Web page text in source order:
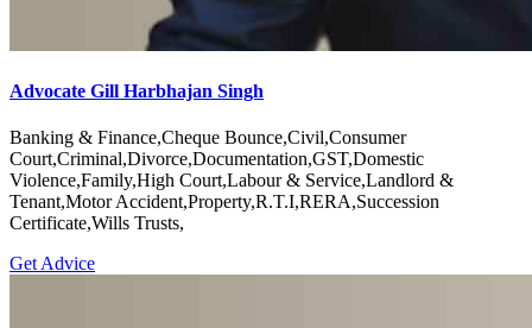
Advocate Gill Harbhajan Singh
Banking & Finance,Cheque Bounce,Civil,Consumer
Court,Criminal,Divorce,Documentation,GST,Domestic
Violence,Family,High Court,Labour & Service,Landlord &
Tenant,Motor Accident,Property,R.T.I,RERA,Succession
Certificate,Wills Trusts,
Get Advice